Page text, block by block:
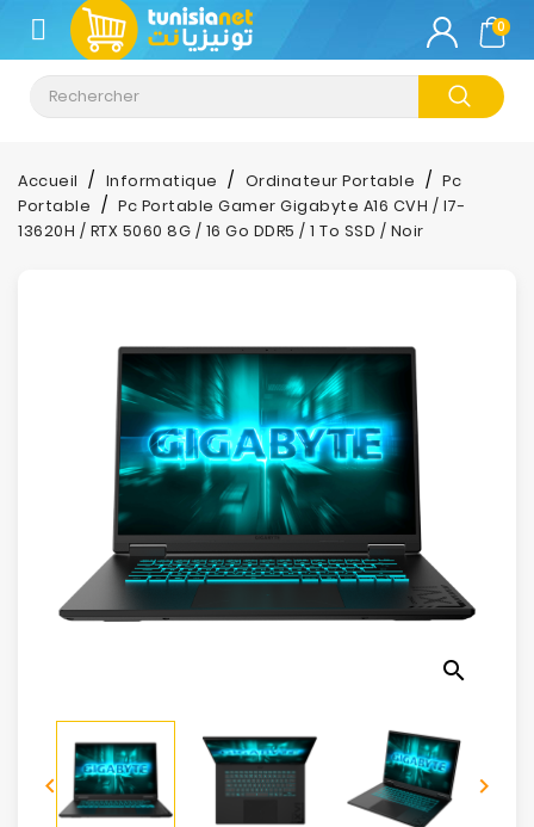
CATÉGORIE
Climatisation
Informatique
Téléphonie
Electroménager
Bureautique
Sécurité
Mobilités
0
Accueil Informatique Ordinateur Portable
Pc
Portable
Pc Portable Gamer Gigabyte A16 CVH / I7-
13620H / RTX 5060 8G / 16 Go DDR5 / 1 To SSD / Noir
search
 